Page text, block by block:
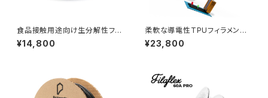
食品接触用途向け生分解性フィ
ラメント『NonOilen』
¥14,800
柔軟な導電性TPUフィラメント
『Conductive Filaflex』
¥23,800